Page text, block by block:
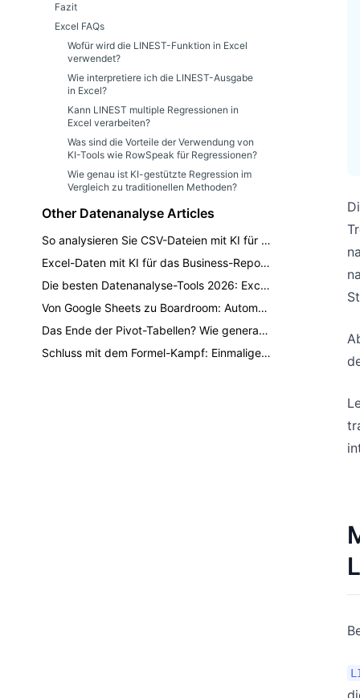
Fazit
Excel FAQs
Wofür wird die LINEST-Funktion in Excel
verwendet?
Wie interpretiere ich die LINEST-Ausgabe
in Excel?
Kann LINEST multiple Regressionen in
Excel verarbeiten?
Was sind die Vorteile der Verwendung von
KI-Tools wie RowSpeak für Regressionen?
Wie genau ist KI-gestützte Regression im
Vergleich zu traditionellen Methoden?
Other Datenanalyse Articles
So analysieren Sie CSV-Dateien mit KI für Monatsberichte
Excel-Daten mit KI für das Business-Reporting analysieren
Die besten Datenanalyse-Tools 2026: Excel, BI, KI und Spreadsheet-Tools im Vergleich
Von Google Sheets zu Boardroom: Automatisierung plattformübergreifender Datenanalyse mit KI
Das Ende der Pivot-Tabellen? Wie generative KI die Geschäftsberichterstattung neu gestaltet
Schluss mit dem Formel-Kampf: Einmalige Daten in Excel mit KI finden